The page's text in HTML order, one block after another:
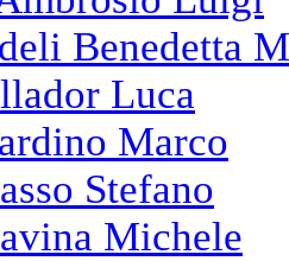
Benedetta
Luca
Marco
Stefano
Michele